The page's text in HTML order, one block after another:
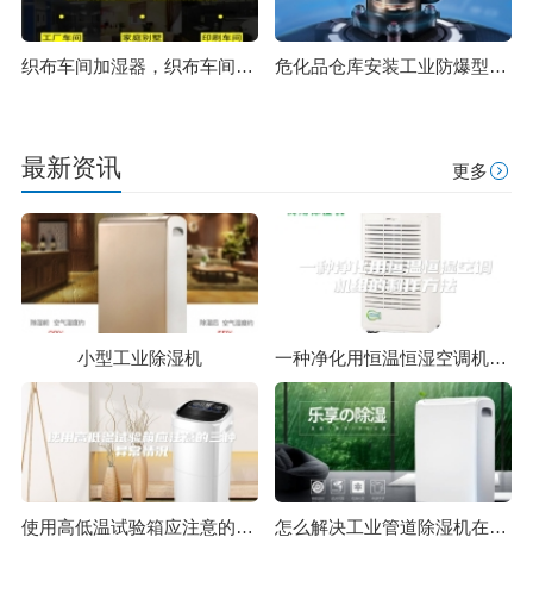
织布车间加湿器，织布车间自动加湿系统 危化品仓库安装工业防爆型易燃易爆气体探测器
最新资讯 更多
小型工业除湿机 一种净化用恒温恒湿空调机组的制作方法
使用高低温试验箱应注意的三种异常情况 怎么解决工业管道除湿机在低温下结冰的问题